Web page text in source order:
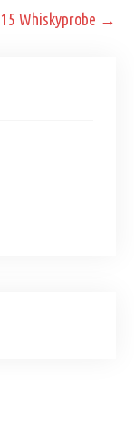
Whiskyprobe →